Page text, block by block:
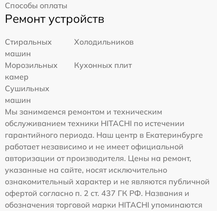
Способы оплаты
Ремонт устройств
Стиральных
машин
Холодильников
Морозильных
камер
Кухонных плит
Сушильных
машин
Мы занимаемся ремонтом и техническим
обслуживанием техники HITACHI по истечении
гарантийного периода. Наш центр в Екатеринбурге
работает независимо и не имеет официальной
авторизации от производителя. Цены на ремонт,
указанные на сайте, носят исключительно
ознакомительный характер и не являются публичной
офертой согласно п. 2 ст. 437 ГК РФ. Названия и
обозначения торговой марки HITACHI упоминаются